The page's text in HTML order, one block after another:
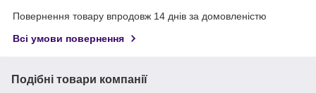
Повернення товару впродовж 14 днів за домовленістю
Всі умови повернення
Подібні товари компанії